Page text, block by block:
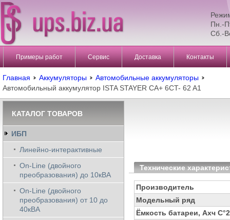
Пн.-
Сб.-
Примеры работ Сервис Доставка Контакты
Главная Аккумуляторы
Автомобильные аккумуляторы
Автомобильный аккумулятор ISTA STAYER CA+ 6CT- 62 A1
Технические
Производитель
Модельный ряд
Ёмкость батареи, Ахч
КАТАЛОГ ТОВАРОВ
ИБП
Линейно-интерактивные
On-Line (двойного
преобразования) до 10кВА
On-Line (двойного
преобразования) от 10 до
40кВА